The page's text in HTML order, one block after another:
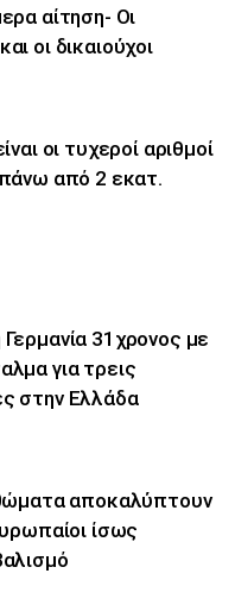
αίτηση- Οι
οι δικαιούχοι
οι τυχεροί αριθμοί
από 2 εκατ.
31χρονος με
για τρεις
στην Ελλάδα
αποκαλύπτουν
ίσως